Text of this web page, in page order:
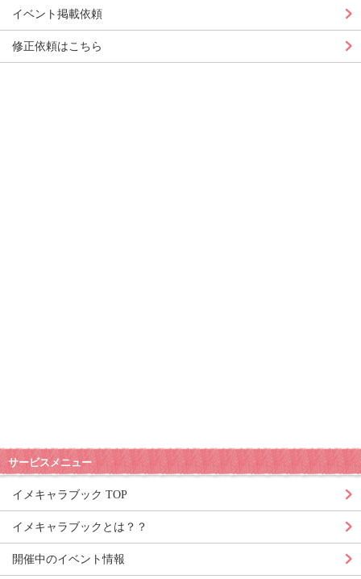
イベント掲載依頼
修正依頼はこちら
サービスメニュー
イメキャラブック TOP
イメキャラブックとは？？
開催中のイベント情報